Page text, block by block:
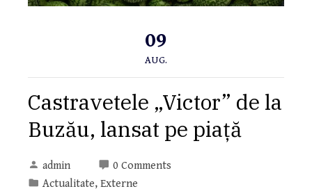
09
AUG.
Castravetele „Victor” de la
Buzău, lansat pe piață
admin
0 Comments
Actualitate, Externe